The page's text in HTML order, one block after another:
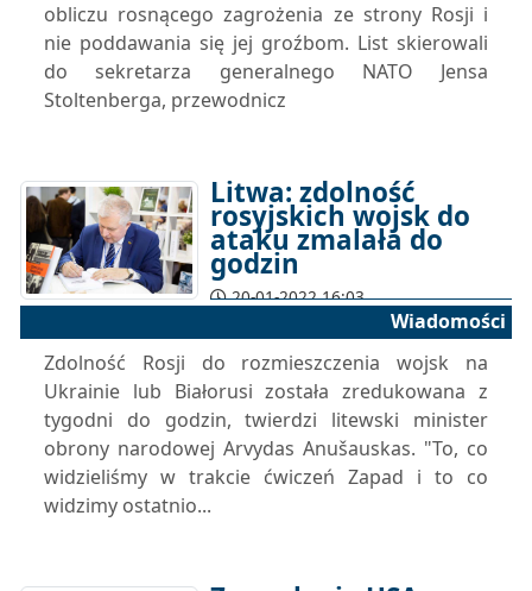
obliczu rosnącego zagrożenia ze strony Rosji i
nie poddawania się jej groźbom. List skierowali
do sekretarza generalnego NATO Jensa
Stoltenberga, przewodnicz
Litwa: zdolność
rosyjskich wojsk do
ataku zmalała do
godzin
20-01-2022 16:03
Wiadomości
Zdolność Rosji do rozmieszczenia wojsk na
Ukrainie lub Białorusi została zredukowana z
tygodni do godzin, twierdzi litewski minister
obrony narodowej Arvydas Anušauskas. "To, co
widzieliśmy w trakcie ćwiczeń Zapad i to co
widzimy ostatnio...